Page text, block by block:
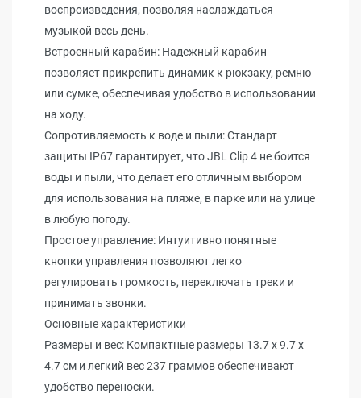
воспроизведения, позволяя наслаждаться
музыкой весь день.
Встроенный карабин: Надежный карабин
позволяет прикрепить динамик к рюкзаку, ремню
или сумке, обеспечивая удобство в использовании
на ходу.
Сопротивляемость к воде и пыли: Стандарт
защиты IP67 гарантирует, что JBL Clip 4 не боится
воды и пыли, что делает его отличным выбором
для использования на пляже, в парке или на улице
в любую погоду.
Простое управление: Интуитивно понятные
кнопки управления позволяют легко
регулировать громкость, переключать треки и
принимать звонки.
Основные характеристики
Размеры и вес: Компактные размеры 13.7 x 9.7 x
4.7 см и легкий вес 237 граммов обеспечивают
удобство переноски.